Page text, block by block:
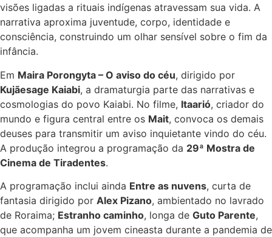
visões ligadas a rituais indígenas atravessam sua vida. A
narrativa aproxima juventude, corpo, identidade e
consciência, construindo um olhar sensível sobre o fim da
infância.
Em Maira Porongyta – O aviso do céu, dirigido por
Kujãesage Kaiabi, a dramaturgia parte das narrativas e
cosmologias do povo Kaiabi. No filme, Itaarió, criador do
mundo e figura central entre os Mait, convoca os demais
deuses para transmitir um aviso inquietante vindo do céu.
A produção integrou a programação da 29ª Mostra de
Cinema de Tiradentes.
A programação inclui ainda Entre as nuvens, curta de
fantasia dirigido por Alex Pizano, ambientado no lavrado
de Roraima; Estranho caminho, longa de Guto Parente,
que acompanha um jovem cineasta durante a pandemia de